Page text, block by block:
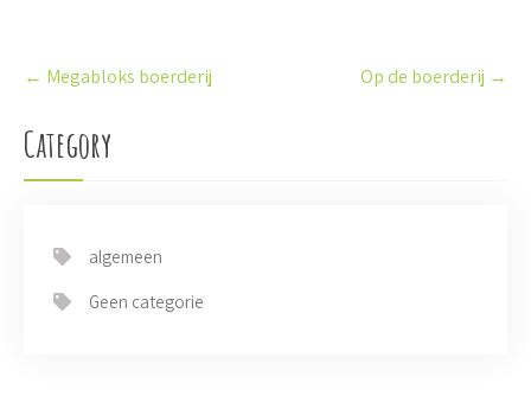
o
t
n
a
← Megabloks boerderij Op de boerderij →
Category
algemeen
Geen categorie